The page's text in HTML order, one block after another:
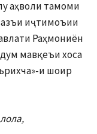
аҳволи тамоми
иҷтимоъии
Раҳмониён
мавқеъи хоса
и шоир